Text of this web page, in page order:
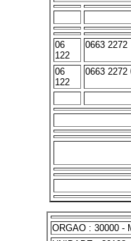
06
122
0663 2272
06
122
0663 2272
ORGAO : 30000 -